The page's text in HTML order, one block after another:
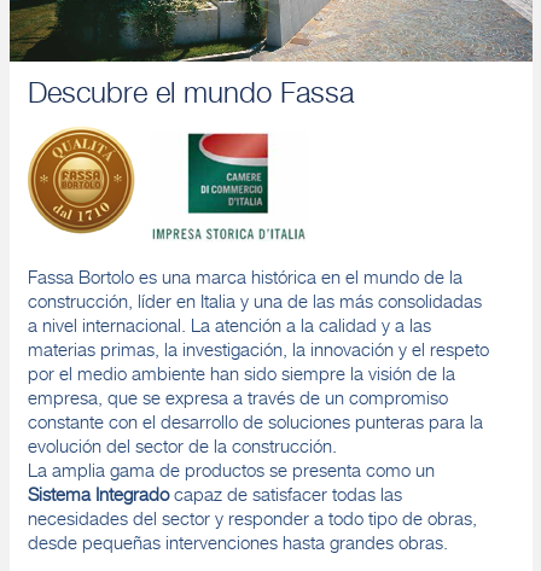
Descubre el mundo Fassa
Fassa Bortolo es una marca histórica en el mundo de la
construcción, líder en Italia y una de las más consolidadas
a nivel internacional. La atención a la calidad y a las
materias primas, la investigación, la innovación y el respeto
por el medio ambiente han sido siempre la visión de la
empresa, que se expresa a través de un compromiso
constante con el desarrollo de soluciones punteras para la
evolución del sector de la construcción.
La amplia gama de productos se presenta como un
Sistema Integrado capaz de satisfacer todas las
necesidades del sector y responder a todo tipo de obras,
desde pequeñas intervenciones hasta grandes obras.